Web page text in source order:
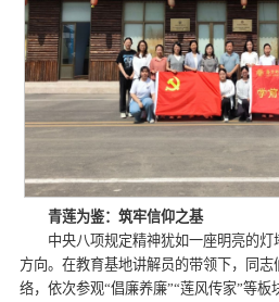
青莲为鉴：筑牢信仰之基
中央八项规定精神犹如一座明亮的
方向。在教育基地讲解员的带领下，同志
络，依次参观“倡廉养廉”“莲风传家”等板